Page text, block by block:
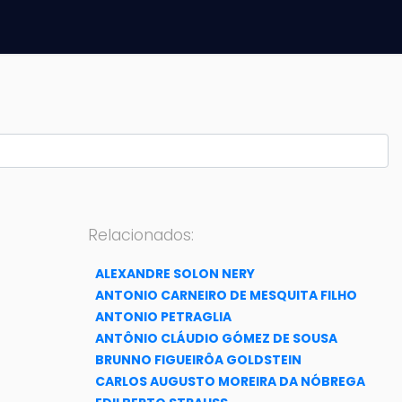
Relacionados:
ALEXANDRE SOLON NERY
ANTONIO CARNEIRO DE MESQUITA FILHO
ANTONIO PETRAGLIA
ANTÔNIO CLÁUDIO GÓMEZ DE SOUSA
BRUNNO FIGUEIRÔA GOLDSTEIN
CARLOS AUGUSTO MOREIRA DA NÓBREGA